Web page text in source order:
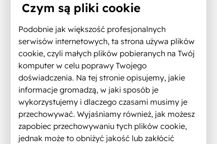
Czym są pliki cookie
Podobnie jak większość profesjonalnych
serwisów internetowych, ta strona używa plików
cookie, czyli małych plików pobieranych na Twój
komputer w celu poprawy Twojego
doświadczenia. Na tej stronie opisujemy, jakie
informacje gromadzą, w jaki sposób je
wykorzystujemy i dlaczego czasami musimy je
przechowywać. Wyjaśniamy również, jak możesz
zapobiec przechowywaniu tych plików cookie,
jednak może to obniżyć jakość lub zakłócić